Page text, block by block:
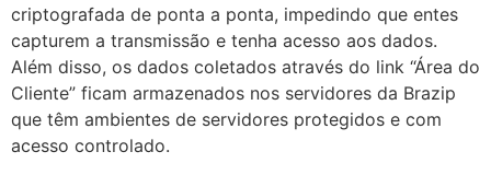
criptografada de ponta a ponta, impedindo que entes
capturem a transmissão e tenha acesso aos dados.
Além disso, os dados coletados através do link “Área do
Cliente” ficam armazenados nos servidores da Brazip
que têm ambientes de servidores protegidos e com
acesso controlado.